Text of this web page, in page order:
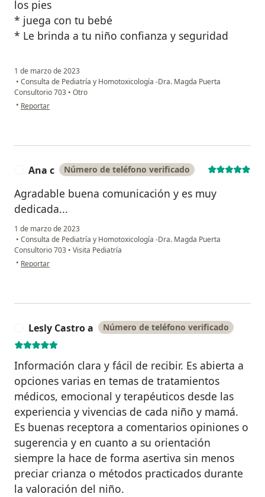
los pies
* juega con tu bebé
* Le brinda a tu niño confianza y seguridad
1 de marzo de 2023
• Consulta de Pediatría y Homotoxicología -Dra. Magda Puerta
Consultorio 703 • Otro
• en opinión del usuario Helida
Reportar
Ana c Número de teléfono verificado
Agradable buena comunicación y es muy
dedicada...
1 de marzo de 2023
• Consulta de Pediatría y Homotoxicología -Dra. Magda Puerta
Consultorio 703 • Visita Pediatría
• en opinión del usuario Ana c
Reportar
Lesly Castro a Número de teléfono verificado
Información clara y fácil de recibir. Es abierta a
opciones varias en temas de tratamientos
médicos, emocional y terapéuticos desde las
experiencia y vivencias de cada niño y mamá.
Es buenas receptora a comentarios opiniones o
sugerencia y en cuanto a su orientación
siempre la hace de forma asertiva sin menos
preciar crianza o métodos practicados durante
la valoración del niño.